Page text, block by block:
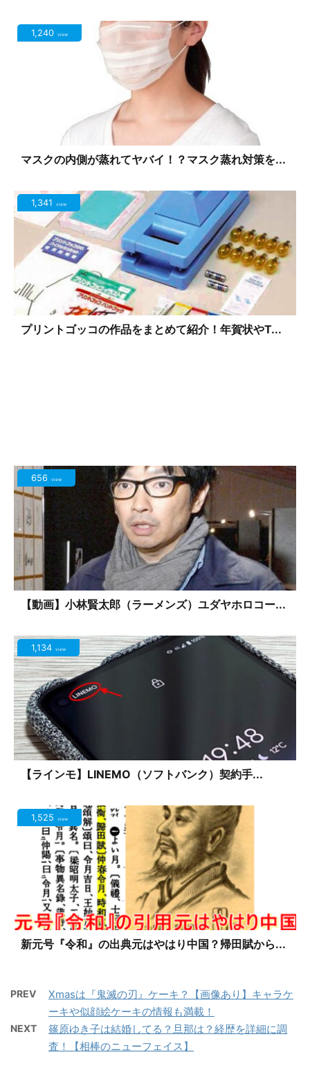
1,240 view
マスクの内側が蒸れてヤバイ！？マスク蒸れ対策を...
1,341 view
プリントゴッコの作品をまとめて紹介！年賀状やT...
656 view
【動画】小林賢太郎（ラーメンズ）ユダヤホロコー...
1,134 view
【ラインモ】LINEMO（ソフトバンク）契約手...
1,525 view
新元号『令和』の出典元はやはり中国？帰田賦から...
PREV
Xmasは『鬼滅の刃』ケーキ？【画像あり】キャラケ
ーキや似顔絵ケーキの情報も満載！
NEXT
篠原ゆき子は結婚してる？旦那は？経歴を詳細に調
査！【相棒のニューフェイス】